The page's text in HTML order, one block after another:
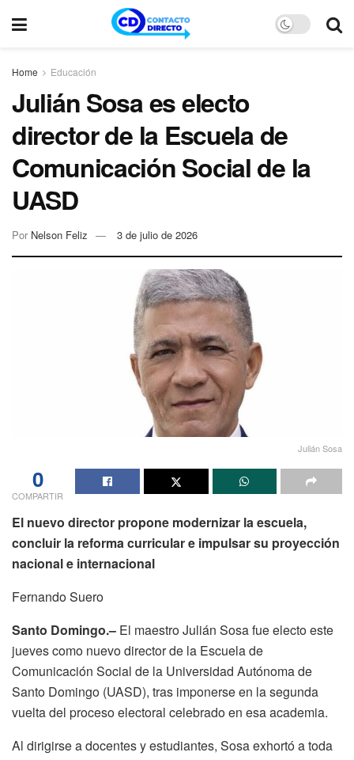
Home Educación
Julián Sosa es electo
director de la Escuela de
Comunicación Social de la
UASD
Por Nelson Feliz 3 de julio de 2026
Julián Sosa
0
COMPARTIR
El nuevo director propone modernizar la escuela,
concluir la reforma curricular e impulsar su proyección
nacional e internacional
Fernando Suero
Santo Domingo.– El maestro Julián Sosa fue electo este
jueves como nuevo director de la Escuela de
Comunicación Social de la Universidad Autónoma de
Santo Domingo (UASD), tras imponerse en la segunda
vuelta del proceso electoral celebrado en esa academia.
Al dirigirse a docentes y estudiantes, Sosa exhortó a toda